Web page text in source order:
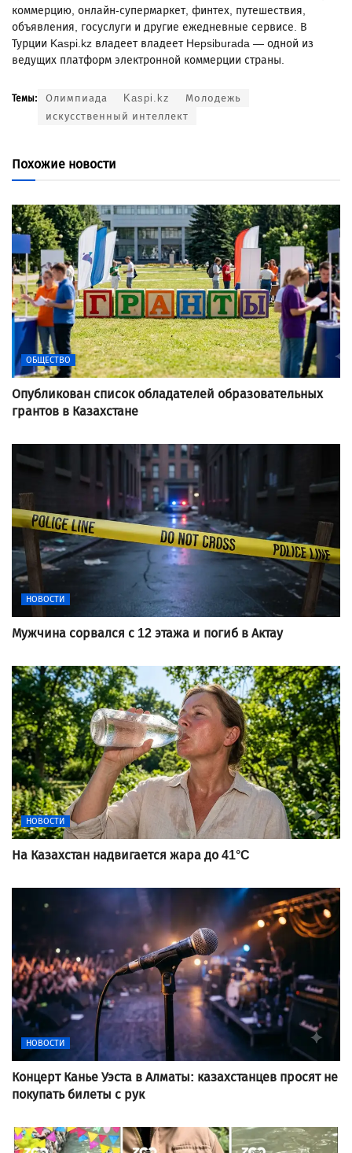
коммерцию, онлайн-супермаркет, финтех, путешествия,
объявления, госуслуги и другие ежедневные сервисе. В
Турции Kaspi.kz владеет владеет Hepsiburada — одной из
ведущих платформ электронной коммерции страны.
Темы: Олимпиада Kaspi.kz
Молодежь
искусственный интеллект
Похожие новости
ОБЩЕСТВО
Опубликован список обладателей образовательных
грантов в Казахстане
НОВОСТИ
Мужчина сорвался с 12 этажа и погиб в Актау
НОВОСТИ
На Казахстан надвигается жара до 41°C
НОВОСТИ
Концерт Канье Уэста в Алматы: казахстанцев просят не
покупать билеты с рук